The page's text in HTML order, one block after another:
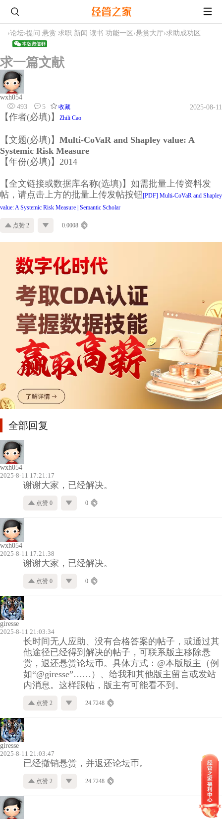
›论坛›提问 悬赏 求职 新闻 读书 功能一区 ›悬赏大厅›求助成功区
求一篇文献
wxh054
493
5 收藏 2025-08-11
【作者(必填)】 Zhili Cao
【文题(必填)】 Multi-CoVaR and Shapley value: A
Systemic Risk Measure
【年份(必填)】2014
【全文链接或数据库名称(选填)】如需批量上传资料发
帖，请点击上方的批量上传发帖按钮[PDF] Multi-CoVaR and Shapley
value: A Systemic Risk Measure | Semantic Scholar
点赞 2 0.0008
全部回复
wxh054
2025-8-11 17:21:17
谢谢大家，已经解决。
点赞 0 0
wxh054
2025-8-11 17:21:38
谢谢大家，已经解决。
点赞 0 0
giresse
2025-8-11 21:03:34
长时间无人应助、没有合格答案的帖子，或通过其
他途径已经得到解决的帖子，可联系版主移除悬
赏，退还悬赏论坛币。具体方式：@本版版主（例
如“@giresse”……）、给我和其他版主留言或发站
内消息。这样跟帖，版主有可能看不到。
点赞 2 24.7248
giresse
2025-8-11 21:03:47
已经撤销悬赏，并返还论坛币。
点赞 2 24.7248